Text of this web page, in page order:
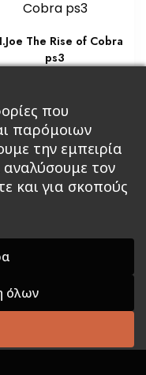
The Rise of Cobra
ps3
στο καλάθι
Εκδόσεις Βάρδος
theme by Gradient
που
παρόμοιων
την εμπειρία
αναλύσουμε τον
και για σκοπούς
όλων